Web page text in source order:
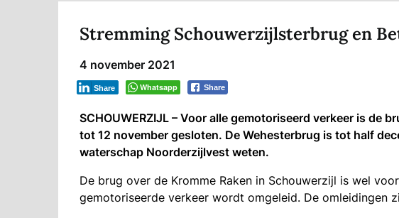
Stremming Schouwerzijlsterbrug en
4 november 2021
Whatsapp Share
Share
SCHOUWERZIJL – Voor alle gemotoriseerd verkeer is de
tot 12 november gesloten. De Wehesterbrug is tot half
waterschap Noorderzijlvest weten.
De brug over de Kromme Raken in Schouwerzijl is wel
gemotoriseerde verkeer wordt omgeleid. De omleidingen